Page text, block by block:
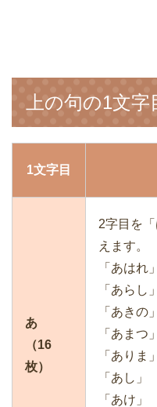
上の句の1文
1文字目
あ
（16
枚）
2字目を
えます。
「あはれ
「あらし
「あきの
「あまつ
「ありま
「あし」
「あけ」